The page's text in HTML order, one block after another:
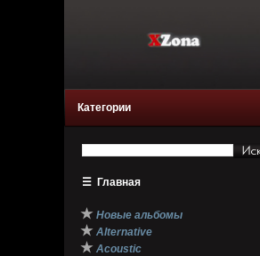
Категории
☰ Главная
★ Новые альбомы
★ Alternative
★ Acoustic